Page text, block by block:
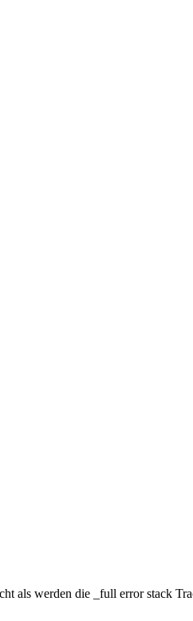
als werden die _full error stack